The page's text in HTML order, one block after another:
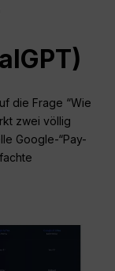
die Frage “Wie
zwei völlig
Google-“Pay-